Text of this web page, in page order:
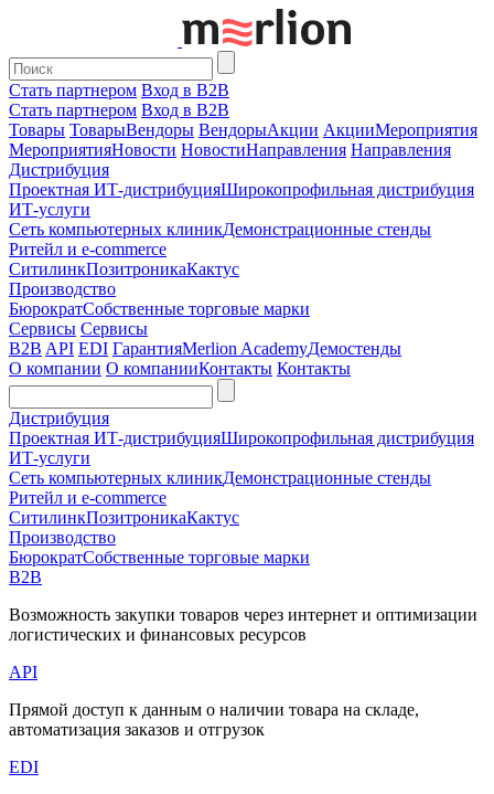
Стать партнером Вход в B2B
Стать партнером Вход в B2B
Товары ТоварыВендоры ВендорыАкции АкцииМероприятия
МероприятияНовости НовостиНаправления Направления
Дистрибуция
Проектная ИТ-дистрибуцияШирокопрофильная дистрибуция
ИТ-услуги
Сеть компьютерных клиникДемонстрационные стенды
Ритейл и e-commerce
СитилинкПозитроникаКактус
Производство
БюрократСобственные торговые марки
Сервисы Сервисы
B2B API EDI ГарантияMerlion AcademyДемостенды
О компании О компанииКонтакты Контакты
Дистрибуция
Проектная ИТ-дистрибуцияШирокопрофильная дистрибуция
ИТ-услуги
Сеть компьютерных клиникДемонстрационные стенды
Ритейл и e-commerce
СитилинкПозитроникаКактус
Производство
БюрократСобственные торговые марки
B2B
Возможность закупки товаров через интернет и оптимизации
логистических и финансовых ресурсов
API
Прямой доступ к данным о наличии товара на складе,
автоматизация заказов и отгрузок
EDI